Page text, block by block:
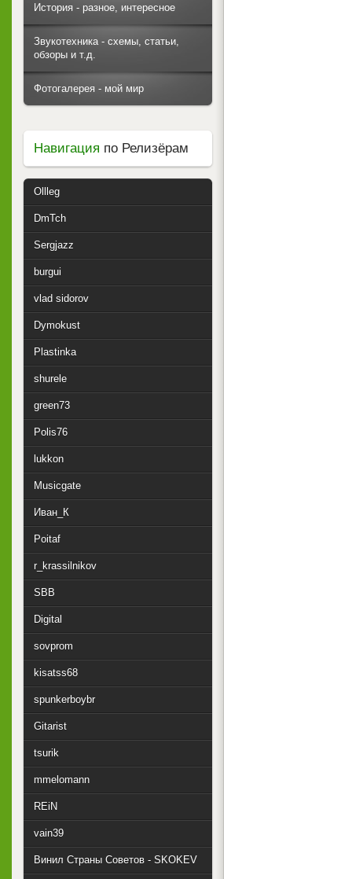
История - разное, интересное
Звукотехника - схемы, статьи,
обзоры и т.д.
Фотогалерея - мой мир
Навигация по Релизёрам
Ollleg
DmTch
Sergjazz
burgui
vlad sidorov
Dymokust
Plastinka
shurele
green73
Polis76
lukkon
Musicgate
Иван_К
Poitaf
r_krassilnikov
SBB
Digital
sovprom
kisatss68
spunkerboybr
Gitarist
tsurik
mmelomann
REiN
vain39
Винил Страны Советов - SKOKEV